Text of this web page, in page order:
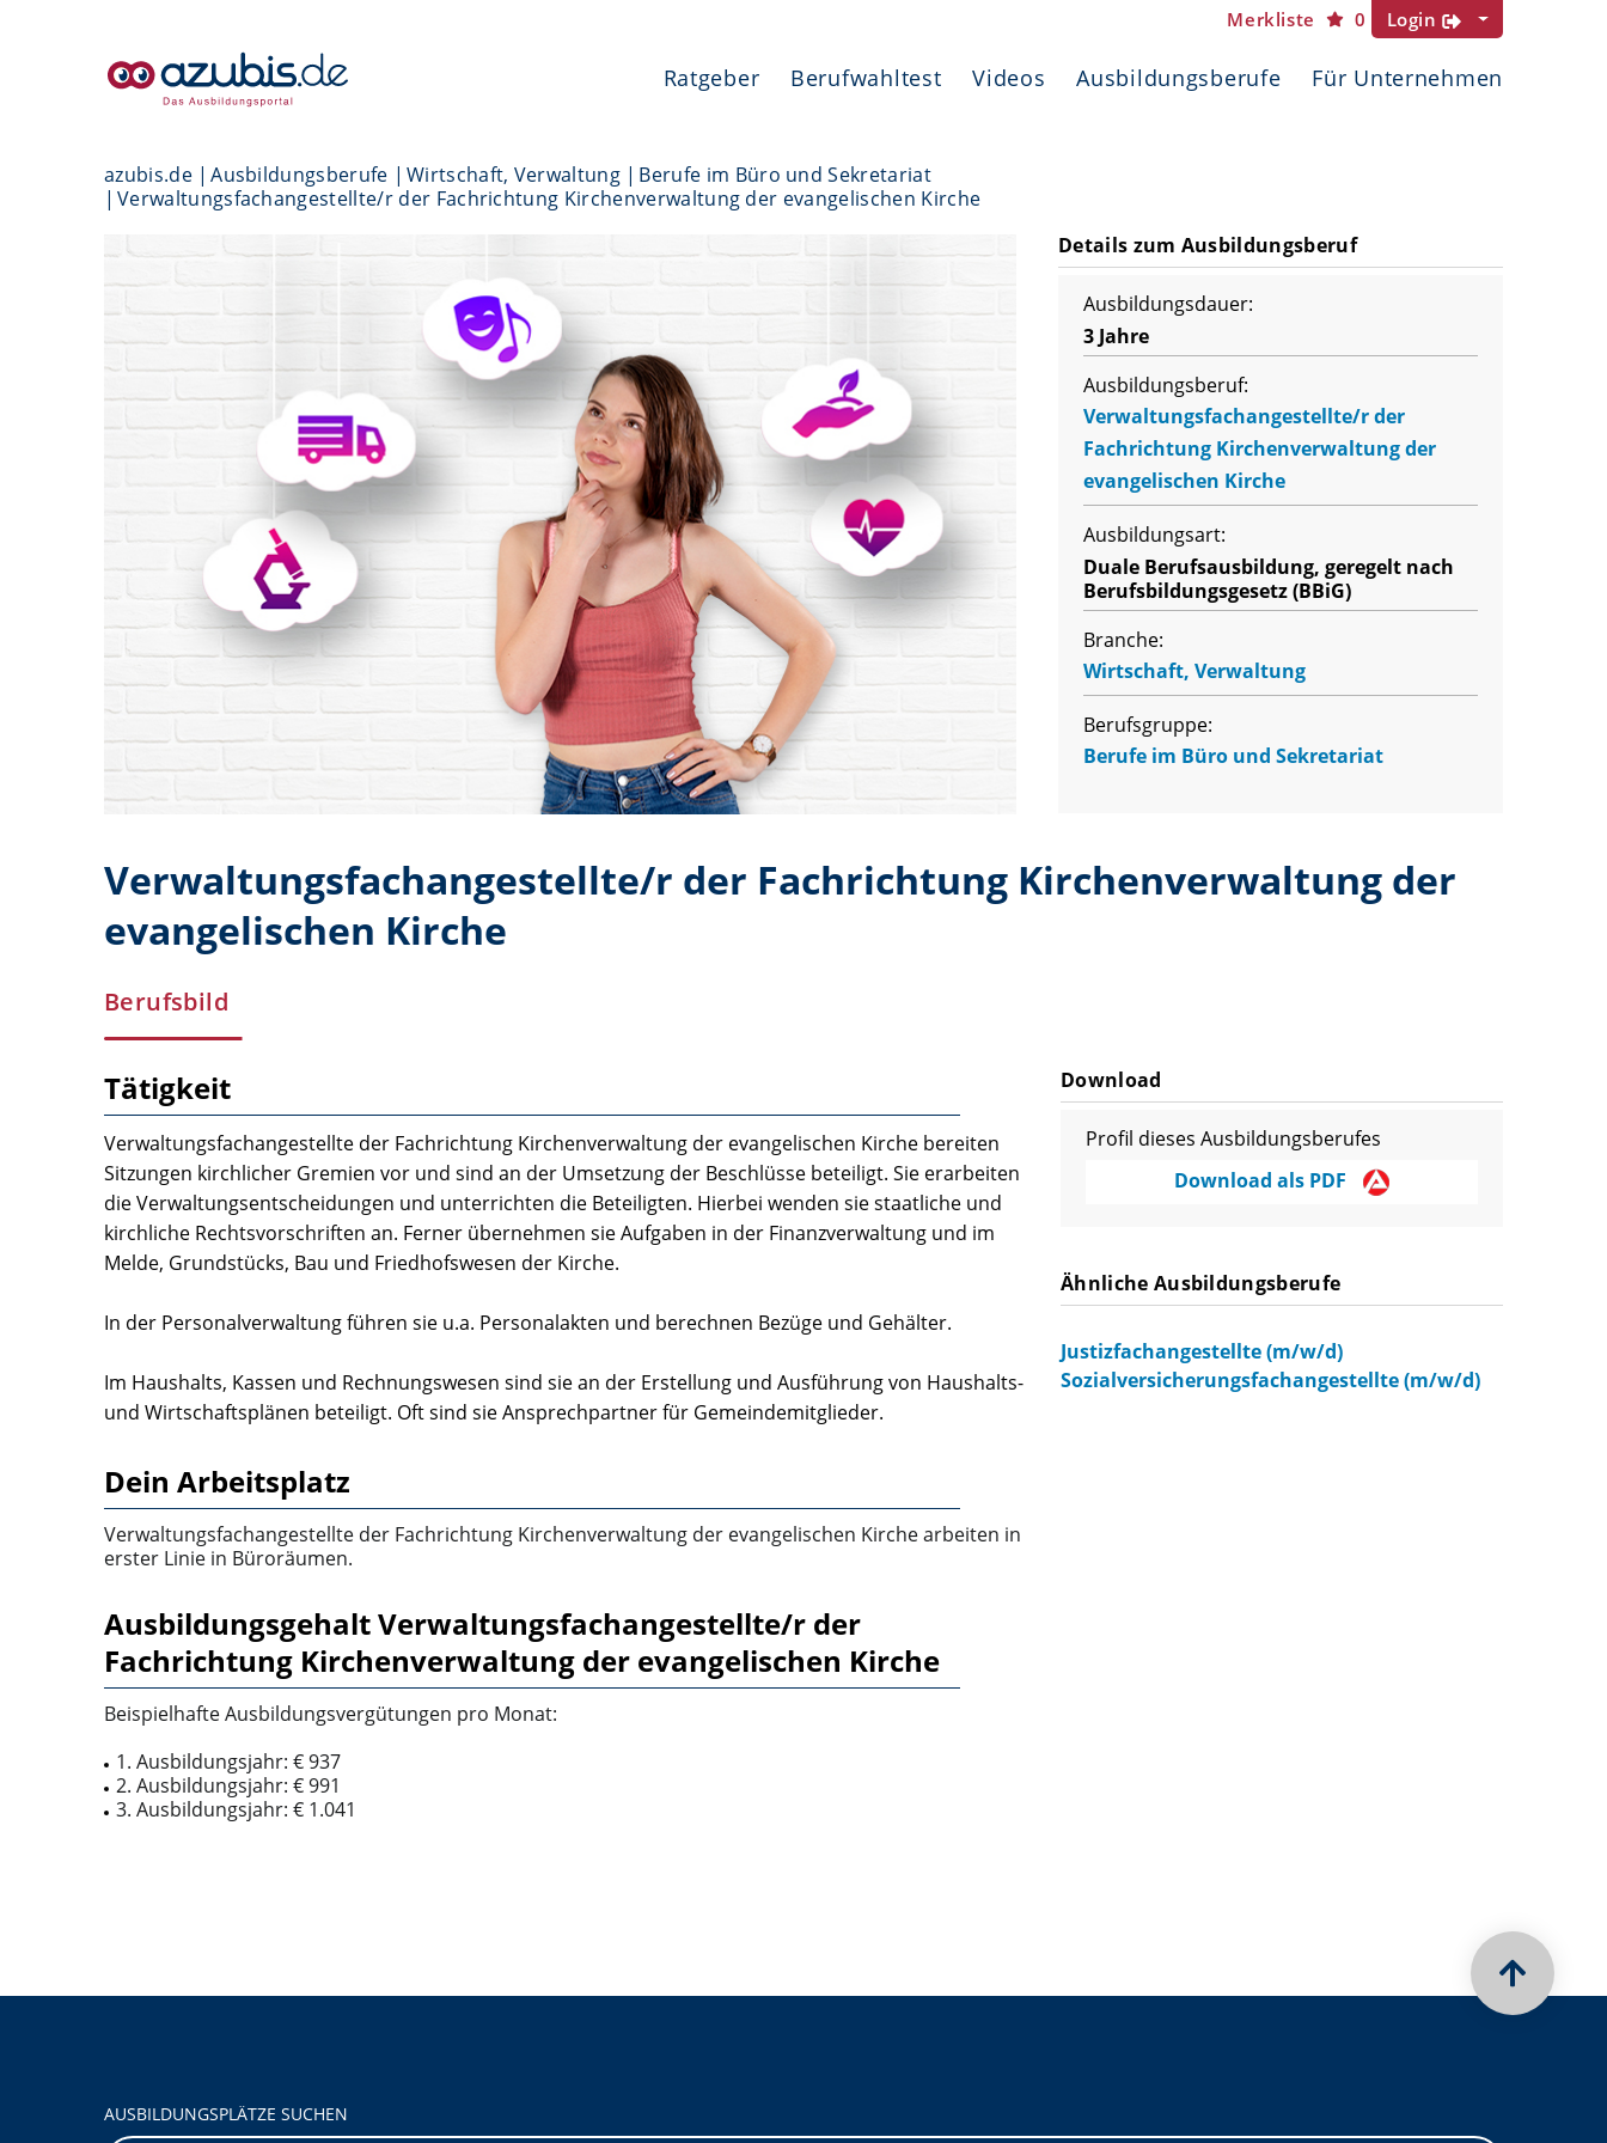
Merkliste 0 Login
Ratgeber Berufwahltest Videos Ausbildungsberufe Für Unternehmen
azubis.de Ausbildungsberufe Wirtschaft, Verwaltung
Berufe im Büro und Sekretariat
Verwaltungsfachangestellte/r der Fachrichtung Kirchenverwaltung der evangelischen Kirche
Details zum Ausbildungsberuf
Ausbildungsdauer:
3 Jahre
Ausbildungsberuf:
Verwaltungsfachangestellte/r der
Fachrichtung Kirchenverwaltung der
evangelischen Kirche
Ausbildungsart:
Duale Berufsausbildung, geregelt nach
Berufsbildungsgesetz (BBiG)
Branche:
Wirtschaft, Verwaltung
Berufsgruppe:
Berufe im Büro und Sekretariat
Verwaltungsfachangestellte/r der Fachrichtung Kirchenverwaltung der
evangelischen Kirche
Berufsbild
Tätigkeit
Verwaltungsfachangestellte der Fachrichtung Kirchenverwaltung der evangelischen Kirche bereiten
Sitzungen kirchlicher Gremien vor und sind an der Umsetzung der Beschlüsse beteiligt. Sie erarbeiten
die Verwaltungsentscheidungen und unterrichten die Beteiligten. Hierbei wenden sie staatliche und
kirchliche Rechtsvorschriften an. Ferner übernehmen sie Aufgaben in der Finanzverwaltung und im
Melde­, Grundstücks­, Bau­ und Friedhofswesen der Kirche.
In der Personalverwaltung führen sie u.a. Personalakten und berechnen Bezüge und Gehälter.
Im Haushalts­, Kassen­ und Rechnungswesen sind sie an der Erstellung und Ausführung von Haushalts­
und Wirtschaftsplänen beteiligt. Oft sind sie Ansprechpartner für Gemeindemitglieder.
Dein Arbeitsplatz
Verwaltungsfachangestellte der Fachrichtung Kirchenverwaltung der evangelischen Kirche arbeiten in
erster Linie in Büroräumen.
Ausbildungsgehalt Verwaltungsfachangestellte/r der
Fachrichtung Kirchenverwaltung der evangelischen Kirche
Beispielhafte Ausbildungsvergütungen pro Monat:
1. Ausbildungsjahr: € 937
2. Ausbildungsjahr: € 991
3. Ausbildungsjahr: € 1.041
Download
Profil dieses Ausbildungsberufes
Download als PDF
Ähnliche Ausbildungsberufe
Justizfachangestellte (m/w/d)
Sozialversicherungsfachangestellte (m/w/d)
AUSBILDUNGSPLÄTZE SUCHEN